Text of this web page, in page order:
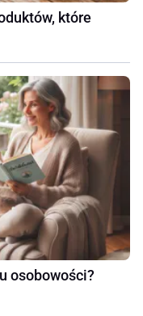
które
osobowości?